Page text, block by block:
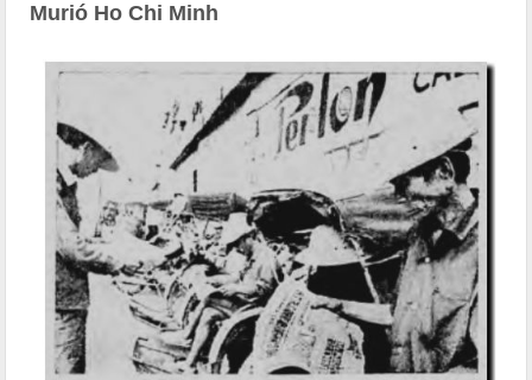
Murió Ho Chi Minh